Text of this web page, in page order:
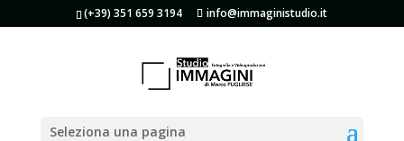
(+39) 351 659 3194 info@immaginistudio.it
Seleziona una pagina